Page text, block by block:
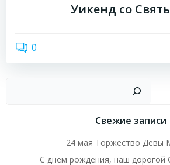
Уикенд со
0
Свежие записи
24 мая Торжество Девы
С днем рождения, наш дорогой